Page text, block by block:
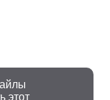
этот